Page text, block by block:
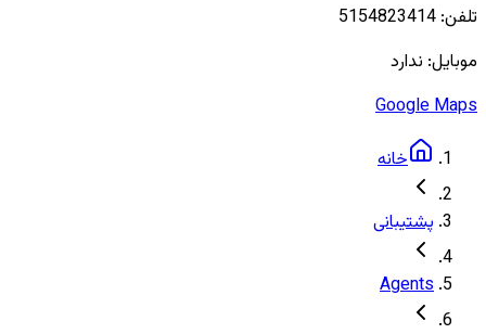
تلفن: 5154823414
موبایل: ندارد
Google Maps
خانه
پشتیبانی
Agents